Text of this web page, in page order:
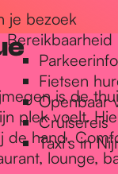
je bezoek
Bereikbaarheid
Fietsen
Openbaar
Cruisereis
Taxi's in
is de
plek voelt.
de hand.
lounge,